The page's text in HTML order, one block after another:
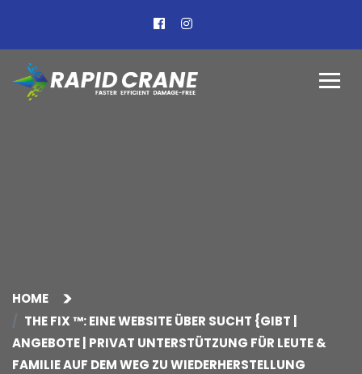
HOME
THE FIX ™: EINE WEBSITE ÜBER SUCHT {GIBT |
ANGEBOTE | PRIVAT UNTERSTÜTZUNG FÜR LEUTE &
FAMILIE AUF DEM WEG ZU WIEDERHERSTELLUNG